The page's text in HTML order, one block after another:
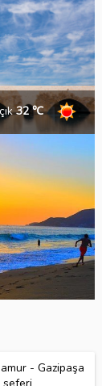
32 ℃
- Gazipaşa
seferi